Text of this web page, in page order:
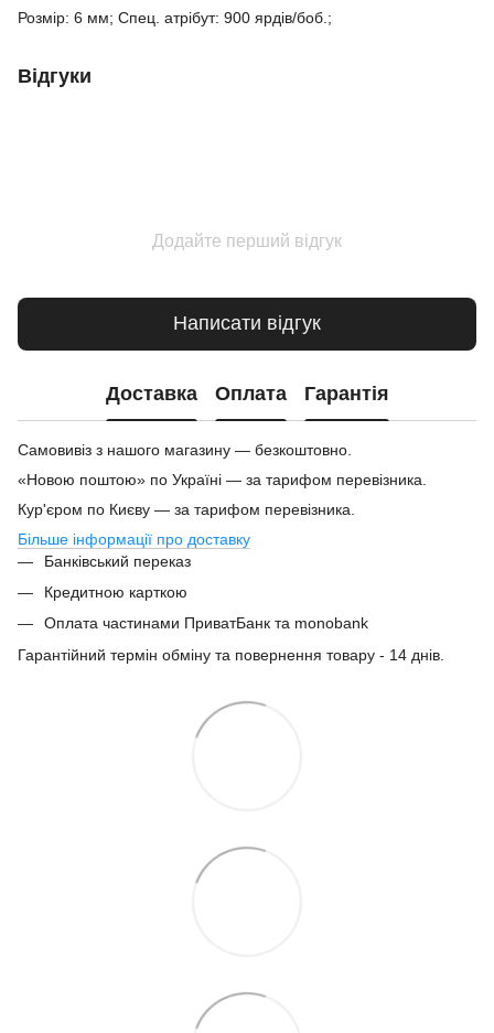
Розмір: 6 мм; Спец. атрібут: 900 ярдів/боб.;
Відгуки
Додайте перший відгук
Написати відгук
Доставка Оплата Гарантія
Самовивіз з нашого магазину — безкоштовно.
«Новою поштою» по Україні — за тарифом перевізника.
Кур'єром по Києву — за тарифом перевізника.
Більше інформації про доставку
Банківський переказ
Кредитною карткою
Оплата частинами ПриватБанк та monobank
Гарантійний термін обміну та повернення товару - 14 днів.